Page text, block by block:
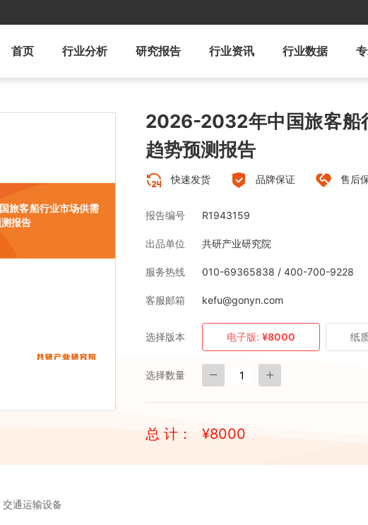
首页 行业分析 研究报告 行业资讯 行业数据
旅客船行业市场供需
报告
2026-2032年中国旅客船
趋势预测报告
快速发货 品牌保证 售后
报告编号 R1943159
出品单位 共研产业研究院
服务热线 010-69365838 / 400-700-9228
客服邮箱 kefu@gonyn.com
选择版本 电子版: ¥8000 纸
选择数量
总 计： ¥8000
交通运输设备